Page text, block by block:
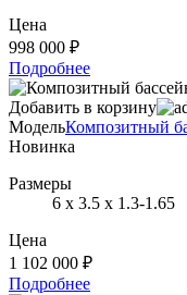
Цена
998 000 ₽
Подробнее
Добавить в корзину
МодельКомпозитный
Новинка
Размеры
6 х 3.5 х 1.3-1.65
Цена
1 102 000 ₽
Подробнее